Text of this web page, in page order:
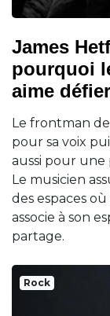
James
pourquoi
aime
Le frontman
pour sa voix
aussi pour une
Le musicien
des espaces
associe à son
partage.
Rock